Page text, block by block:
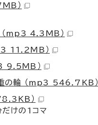
）
mp3 4.3MB）
11.2MB）
9.5MB）
の輪 （mp3 546.7KB）
）
だけの1コマ